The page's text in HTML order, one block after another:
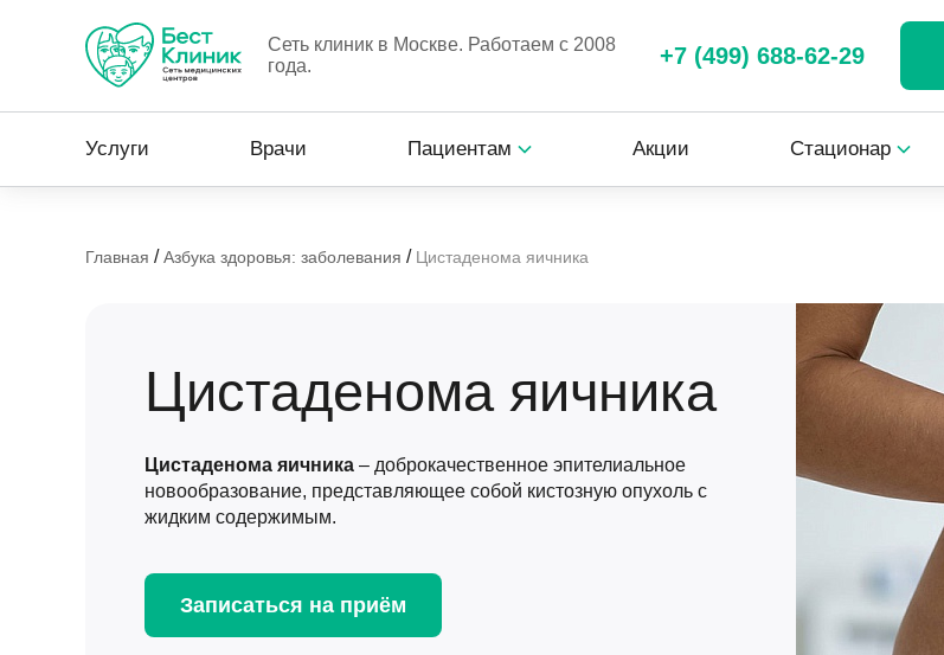
Сеть клиник в Москве. Работаем с 2008
года.
+7 (499) 688-62-29
Услуги Врачи Пациентам Акции Стационар
Главная /Азбука здоровья: заболевания / Цистаденома яичника
Цистаденома яичника
Цистаденома яичника – доброкачественное эпителиальное
новообразование, представляющее собой кистозную опухоль с
жидким содержимым.
Записаться на приём